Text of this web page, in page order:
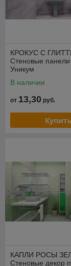
КРОКУС С
Стеновые
Уникум
В наличии
от 13,30 руб.
Купить
КАПЛИ РОСЫ
Стеновые декор